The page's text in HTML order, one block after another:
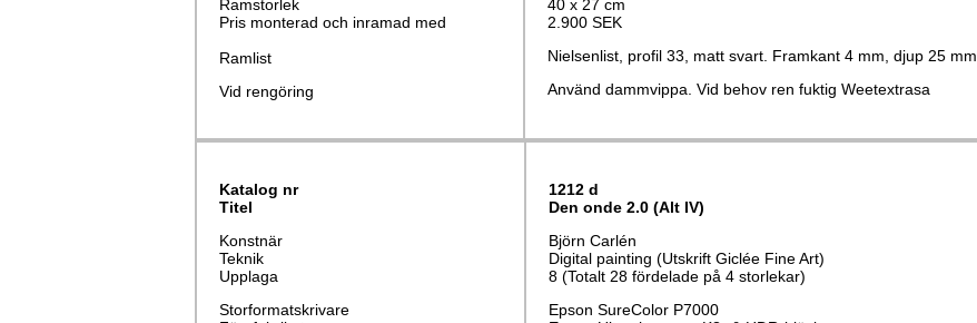
Ramstorlek
Pris monterad och inramad med
Ramlist
Vid rengöring
40 x 27 cm
2.900 SEK
Nielsenlist, profil 33, matt svart. Framkant 4 mm, djup 25 mm
Använd dammvippa. Vid behov ren fuktig Weetextrasa
Katalog nr
Titel
Konstnär
Teknik
Upplaga
Storformatskrivare
1212 d
Den onde 2.0 (Alt IV)
Björn Carlén
Digital painting (Utskrift Giclée Fine Art)
8 (Totalt 28 fördelade på 4 storlekar)
Epson SureColor P7000